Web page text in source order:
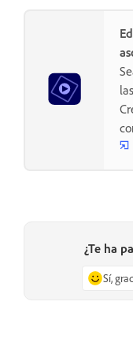
¿Te ha
Sí,